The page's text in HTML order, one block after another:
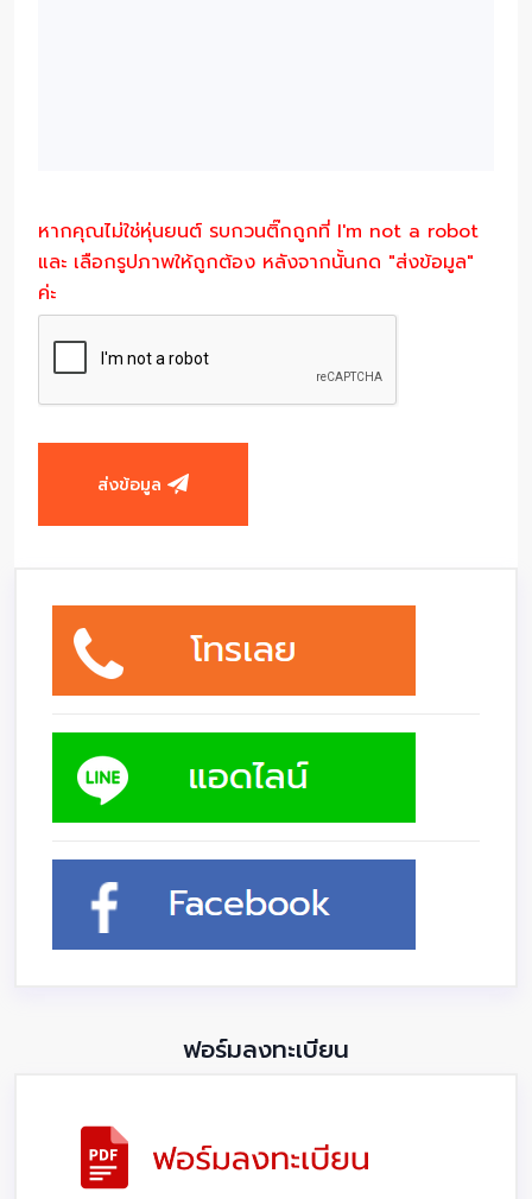
หากคุณไม่ใช่หุ่นยนต์ รบกวนติ๊กถูกที่ I'm not a robot
และ เลือกรูปภาพให้ถูกต้อง หลังจากนั้นกด "ส่งข้อมูล"
ค่ะ
ส่งข้อมูล
ฟอร์มลงทะเบียน